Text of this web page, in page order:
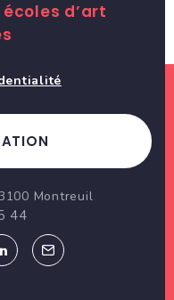
d’art
Montreuil
44